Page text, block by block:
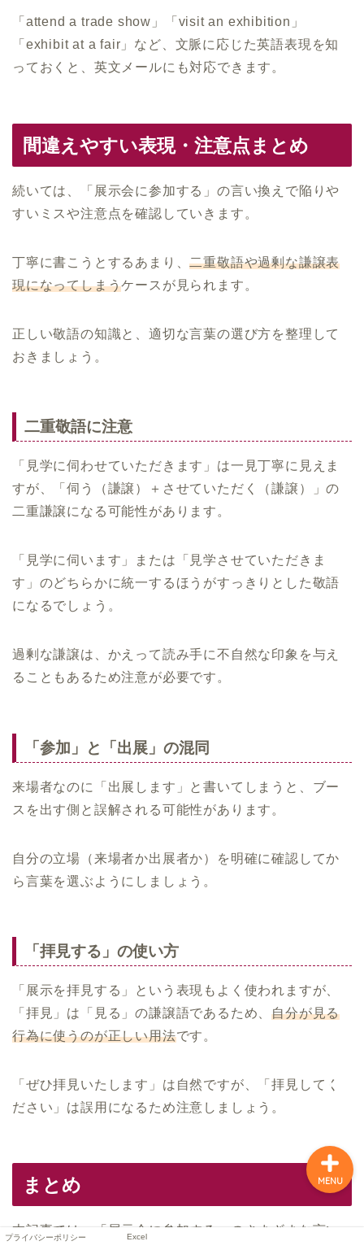
「attend a trade show」「visit an exhibition」
「exhibit at a fair」など、文脈に応じた英語表現を知
っておくと、英文メールにも対応できます。
間違えやすい表現・注意点まとめ
続いては、「展示会に参加する」の言い換えで陥りや
すいミスや注意点を確認していきます。
丁寧に書こうとするあまり、二重敬語や過剰な謙譲表
現になってしまうケースが見られます。
正しい敬語の知識と、適切な言葉の選び方を整理して
おきましょう。
二重敬語に注意
「見学に伺わせていただきます」は一見丁寧に見えま
すが、「伺う（謙譲）＋させていただく（謙譲）」の
二重謙譲になる可能性があります。
「見学に伺います」または「見学させていただきま
す」のどちらかに統一するほうがすっきりとした敬語
になるでしょう。
過剰な謙譲は、かえって読み手に不自然な印象を与え
ることもあるため注意が必要です。
「参加」と「出展」の混同
来場者なのに「出展します」と書いてしまうと、ブー
スを出す側と誤解される可能性があります。
自分の立場（来場者か出展者か）を明確に確認してか
ら言葉を選ぶようにしましょう。
「拝見する」の使い方
「展示を拝見する」という表現もよく使われますが、
「拝見」は「見る」の謙譲語であるため、自分が見る
行為に使うのが正しい用法です。
「ぜひ拝見いたします」は自然ですが、「拝見してく
ださい」は誤用になるため注意しましょう。
まとめ
本記事では、「展示会に参加する」のさまざまな言い
プライバシーポリシー Excel
MENU
プライバシーポリシー
Excel